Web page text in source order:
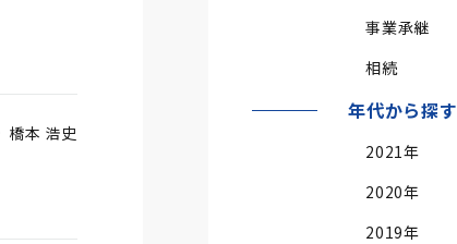
橋本 浩史
事業承継
相続
年代から探す
2021年
2020年
2019年